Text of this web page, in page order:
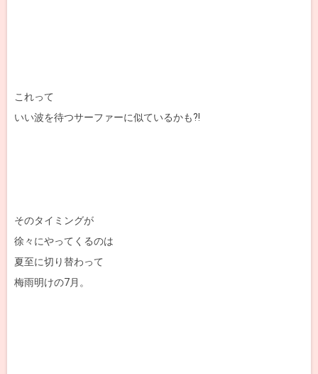
これって
いい波を待つサーファーに似ているかも?!
そのタイミングが
徐々にやってくるのは
夏至に切り替わって
梅雨明けの7月。